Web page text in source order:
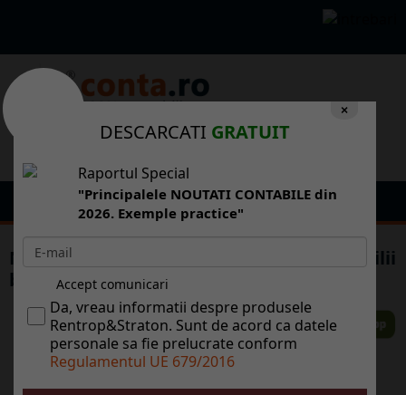
Noile facilitati fiscale de care contribuabilii
beneficiaza in prezent
×
DESCARCATI GRATUIT
Raportul Special
"Principalele NOUTATI CONTABILE din
2026. Exemple practice"
Accept comunicari
Da, vreau informatii despre produsele
Rentrop&Straton. Sunt de acord ca datele
personale sa fie prelucrate conform
Regulamentul UE 679/2016